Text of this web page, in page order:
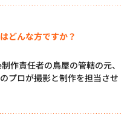
どんな方ですか？
作責任者の鳥屋の管轄の元、
プロが撮影と制作を担当させ